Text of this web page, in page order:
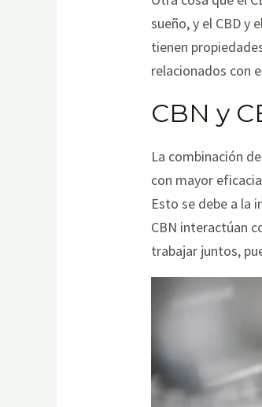
sueño, y el CBD y
tienen
relacionados con
CBN y
La combinación
con mayor
Esto se debe a la
CBN interactúan
trabajar juntos,